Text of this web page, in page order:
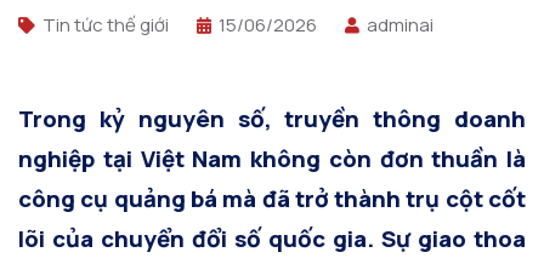
Tin tức thế giới 15/06/2026 adminai
Trong kỷ nguyên số, truyền thông doanh
nghiệp tại Việt Nam không còn đơn thuần là
công cụ quảng bá mà đã trở thành trụ cột cốt
lõi của chuyển đổi số quốc gia. Sự giao thoa